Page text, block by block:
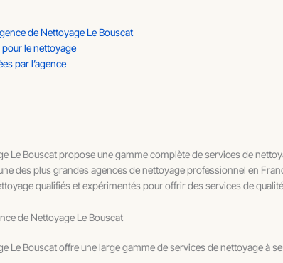
de Nettoyage Le Bouscat
le nettoyage
par l’agence
Le Bouscat propose une gamme complète de services de
des plus grandes agences de nettoyage professionnel en
qualifiés et expérimentés pour offrir des services de
de Nettoyage Le Bouscat
Le Bouscat offre une large gamme de services de nettoyage à